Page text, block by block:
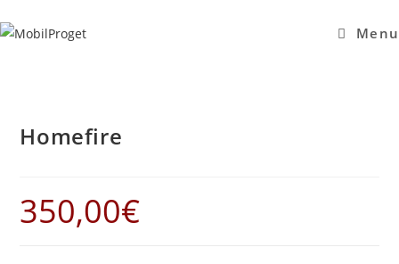
al
Menu
Homefire
350,00€